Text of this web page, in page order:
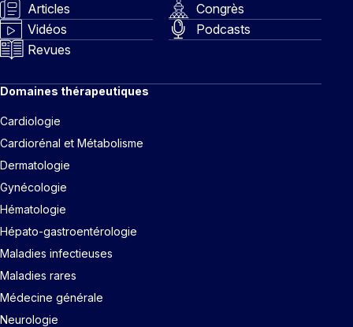
Articles
Congrès
Vidéos
Podcasts
Revues
Domaines thérapeutiques
Cardiologie
Cardiorénal et Métabolisme
Dermatologie
Gynécologie
Hématologie
Hépato-gastroentérologie
Maladies infectieuses
Maladies rares
Médecine générale
Neurologie